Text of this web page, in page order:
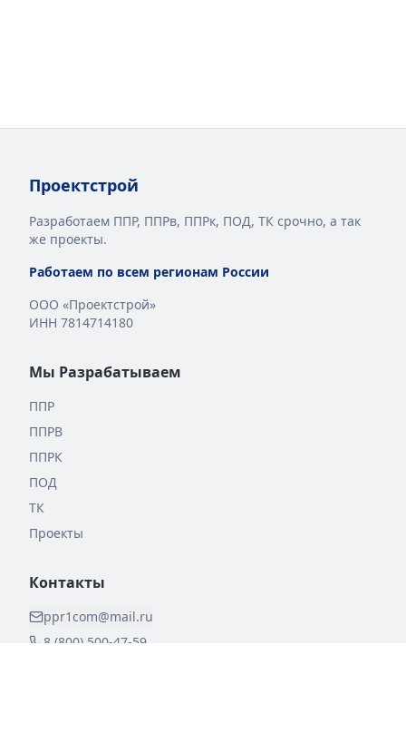
Проектстрой
Разработаем ППР, ППРв, ППРк, ПОД, ТК срочно, а так
же проекты.
Работаем по всем регионам России
ООО «Проектстрой»
ИНН 7814714180
Мы Разрабатываем
ППР
ППРВ
ППРК
ПОД
ТК
Проекты
Контакты
ppr1com@mail.ru
8 (800) 500-47-59